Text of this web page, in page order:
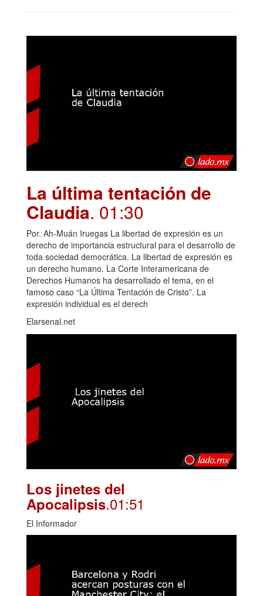
La última tentación de
Claudia. 01:30
Por. Ah-Muán Iruegas La libertad de expresión es un
derecho de importancia estructural para el desarrollo de
toda sociedad democrática. La libertad de expresión es
un derecho humano. La Corte Interamericana de
Derechos Humanos ha desarrollado el tema, en el
famoso caso “La Última Tentación de Cristo”. La
expresión individual es el derech
Elarsenal.net
Los jinetes del
Apocalipsis.01:51
El Informador